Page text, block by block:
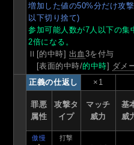
増加した値の50%分だけ攻
以下切り捨て)
参加可能人数が7人以下の集
2倍になる。
Ⅱ[的中時] 出血 3を付与
[表面的中時/的中時] ダメ
正義の仕返し ×1
罪悪
属性
攻撃タ
イプ
マッチ
威力
基
威
傲慢 打撃